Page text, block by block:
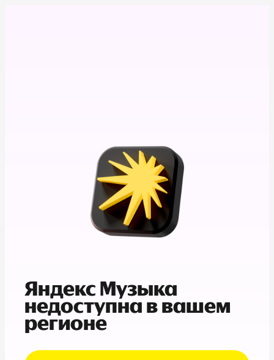
Яндекс Музыка
недоступна в вашем
регионе